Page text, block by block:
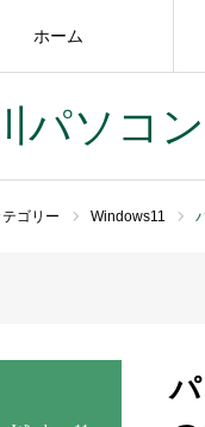
パソコ
ホーム
テゴリー Windows11